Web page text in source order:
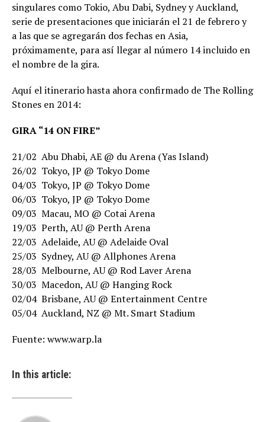
singulares como Tokio, Abu Dabi, Sydney y Auckland,
serie de presentaciones que iniciarán el 21 de febrero y
a las que se agregarán dos fechas en Asia,
próximamente, para así llegar al número 14 incluido en
el nombre de la gira.
Aquí el itinerario hasta ahora confirmado de The Rolling
Stones en 2014:
GIRA “14 ON FIRE”
21/02  Abu Dhabi, AE @ du Arena (Yas Island)
26/02  Tokyo, JP @ Tokyo Dome
04/03  Tokyo, JP @ Tokyo Dome
06/03  Tokyo, JP @ Tokyo Dome
09/03  Macau, MO @ Cotai Arena
19/03  Perth, AU @ Perth Arena
22/03  Adelaide, AU @ Adelaide Oval
25/03  Sydney, AU @ Allphones Arena
28/03  Melbourne, AU @ Rod Laver Arena
30/03  Macedon, AU @ Hanging Rock
02/04  Brisbane, AU @ Entertainment Centre
05/04  Auckland, NZ @ Mt. Smart Stadium
Fuente: www.warp.la
In this article: